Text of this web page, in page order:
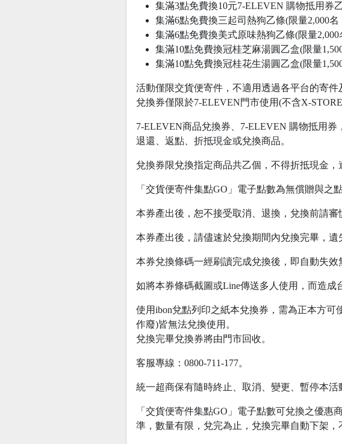
集滿3點免費換10元7-ELEVEN 購物抵用券
集滿6點免費換三起司熱狗乙條(限量2,000名
集滿6點免費換美式原味熱狗乙條(限量2,000
集滿10點免費換冠桂芝麻湯圓乙盒(限量
集滿10點免費換冠桂花生湯圓乙盒(限量
活動僅限交貨便寄件，不適用透過各平台的寄
兌換券僅限於7-ELEVEN門市使用(不含X-
7-ELEVEN商品兌換券、7-ELEVEN 購物抵用券
退還、返點、折抵現金或兌換商品。
兌換券限兌換指定商品共乙個，不得折抵現金，
「交貨便寄件集點GO」電子點數為無償贈與之
本券產出後，恕不接受取消、退換，兌換前請
本券產出後，請儘速於兌換期間內兌換完畢，遺
本券兌換條碼一經刷讀完成兌換後，即自動失
如將本券條碼截圖或Line傳送多人使用，而造成
使用ibon兌點列印之紙本兌換券，需為正本方
作廢)皆無法兌換使用。
兌換完畢兌換券將由門市回收。
客服專線：0800-711-177。
統一超商保有隨時終止、取消、變更、暫停本活
「交貨便寄件集點GO」電子點數可兌換之優惠
準，數量有限，兌完為止，兌換完畢自動下架，